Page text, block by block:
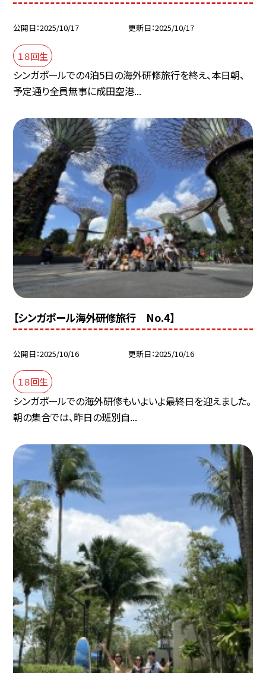
公開日 2025/10/17 更新日 2025/10/17
１８回生
シンガポールでの4泊5日の海外研修旅行を終え、本日朝、
予定通り全員無事に成田空港...
【シンガポール海外研修旅行 No.4】
公開日 2025/10/16 更新日 2025/10/16
１８回生
シンガポールでの海外研修もいよいよ最終日を迎えました。
朝の集合では、昨日の班別自...